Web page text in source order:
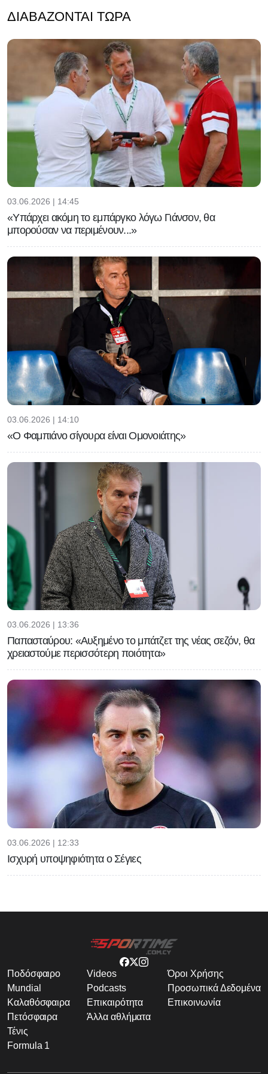
ΔΙΑΒΆΖΟΝΤΑΙ ΤΏΡΑ
03.06.2026 | 14:45
«Υπάρχει ακόμη το εμπάργκο λόγω Γιάνσον, θα
μπορούσαν να περιμένουν...»
03.06.2026 | 14:10
«Ο Φαμπιάνο σίγουρα είναι Ομονοιάτης»
03.06.2026 | 13:36
Παπασταύρου: «Αυξημένο το μπάτζετ της νέας σεζόν, θα
χρειαστούμε περισσότερη ποιότητα»
03.06.2026 | 12:33
Ισχυρή υποψηφιότητα ο Σέγιες
Ποδόσφαιρο
Mundial
Καλαθόσφαιρα
Πετόσφαιρα
Τένις
Formula 1
Videos
Podcasts
Επικαιρότητα
Άλλα αθλήματα
Όροι Χρήσης
Προσωπικά Δεδομένα
Επικοινωνία